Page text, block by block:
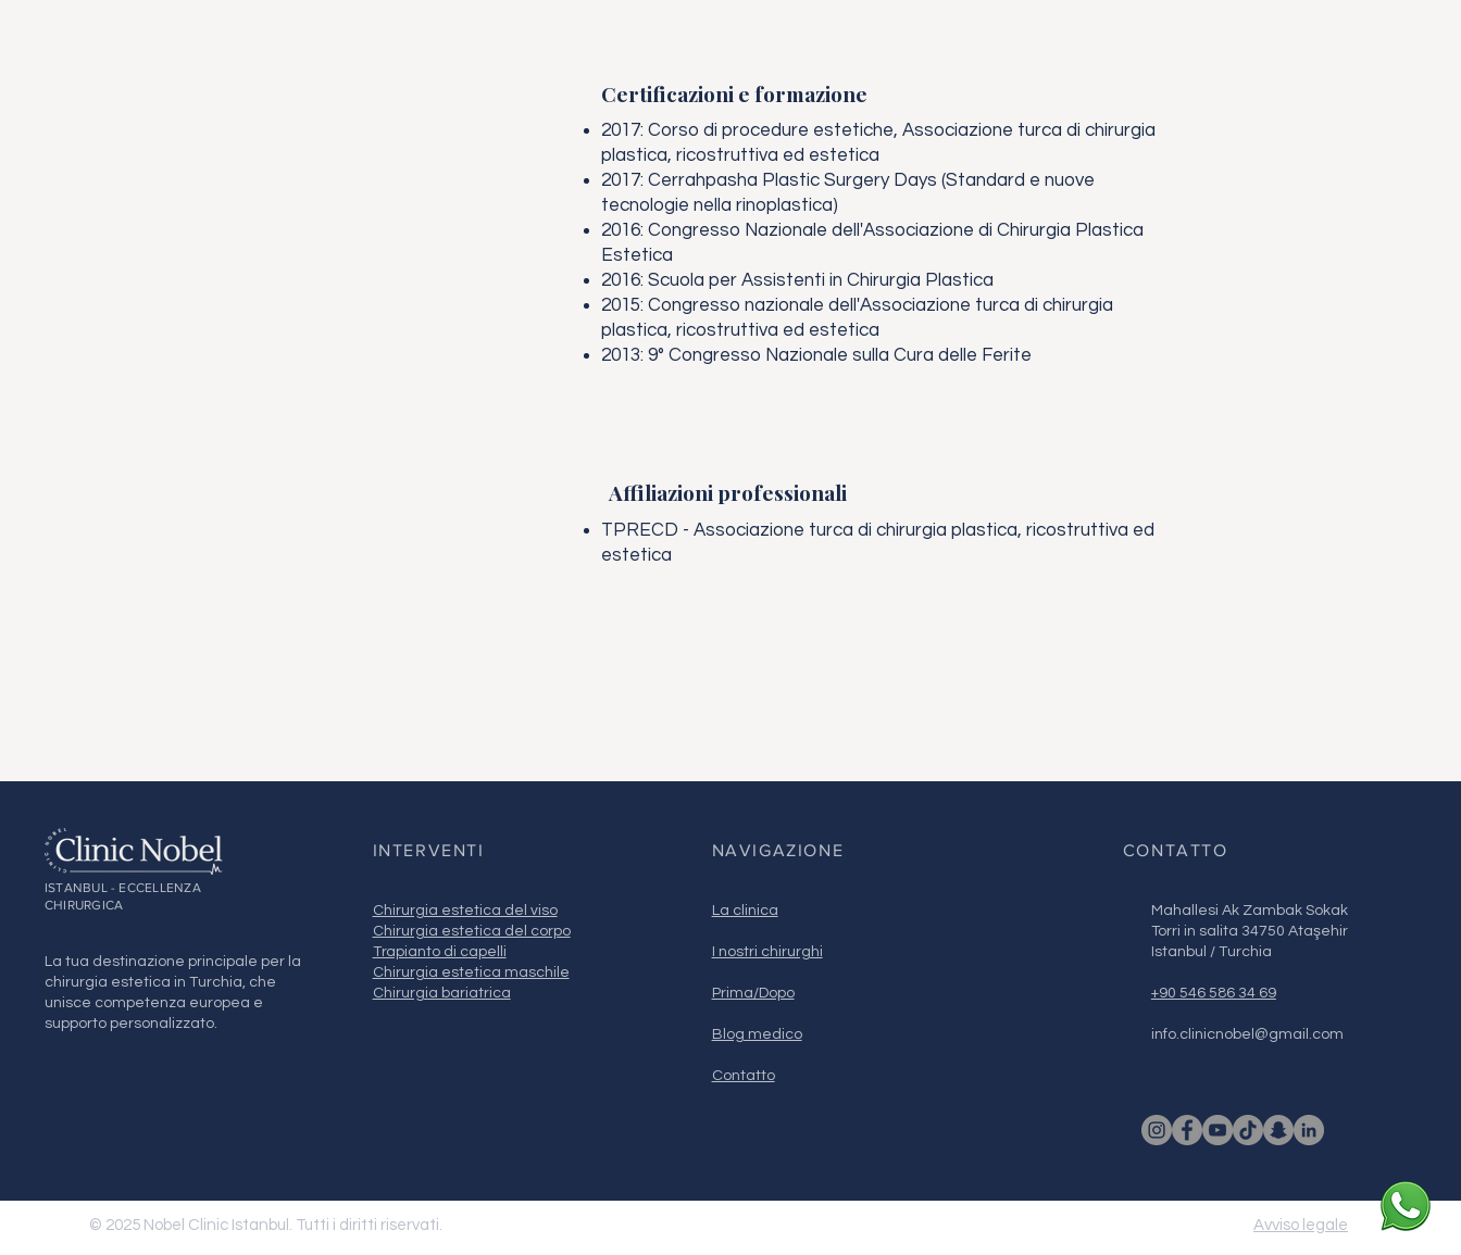
Certificazioni e formazione
2017: Corso di procedure estetiche, Associazione turca di chirurgia
plastica, ricostruttiva ed estetica
2017: Cerrahpasha Plastic Surgery Days (Standard e nuove
tecnologie nella rinoplastica)
2016: Congresso Nazionale dell'Associazione di Chirurgia Plastica
Estetica
2016: Scuola per Assistenti in Chirurgia Plastica
2015: Congresso nazionale dell'Associazione turca di chirurgia
plastica, ricostruttiva ed estetica
2013: 9° Congresso Nazionale sulla Cura delle Ferite
Affiliazioni professionali
TPRECD - Associazione turca di chirurgia plastica, ricostruttiva ed
estetica
ISTANBUL - ECCELLENZA
CHIRURGICA
La tua destinazione principale per la
chirurgia estetica in Turchia, che
unisce competenza europea e
supporto personalizzato.
INTERVENTI
Chirurgia estetica del viso
Chirurgia estetica del corpo
Trapianto di capelli
Chirurgia estetica maschile
Chirurgia bariatrica
NAVIGAZIONE
La clinica
I nostri chirurghi
Prima/Dopo
Blog medico
Contatto
CONTATTO
Mahallesi Ak Zambak Sokak
Torri in salita 34750 Ataşehir
Istanbul / Turchia
+90 546 586 34 69
info.clinicnobel@gmail.com
© 2025 Nobel Clinic Istanbul. Tutti i diritti riservati. Avviso legale